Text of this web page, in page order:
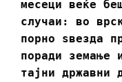
месеци веќе
случаи: во
порно ѕвезда
поради земање
тајни државни